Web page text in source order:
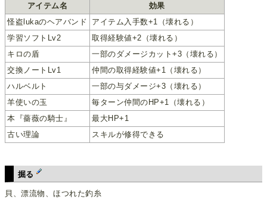
アイテム名
効果
怪盗lukaのヘアバンド
アイテム入手数+1（壊れる）
学習ソフトLv2
取得経験値+2（壊れる）
キロの盾
一部のダメージカット+3（壊れる）
交換ノートLv1
仲間の取得経験値+1（壊れる）
ハルベルト
一部の与ダメージ+3（壊れる）
羊使いの玉
毎ターン仲間のHP+1（壊れる）
本『薔薇の騎士』
最大HP+1
古い理論
スキルが修得できる
掘る
貝、漂流物、ほつれた釣糸